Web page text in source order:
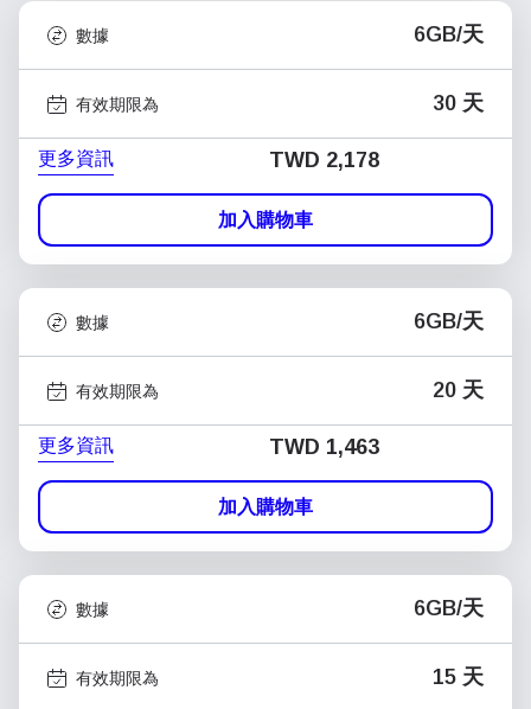
數據 6GB/天
有效期限為 30 天
更多資訊 TWD 2,178
加入購物車
數據 6GB/天
有效期限為 20 天
更多資訊 TWD 1,463
加入購物車
數據 6GB/天
有效期限為 15 天